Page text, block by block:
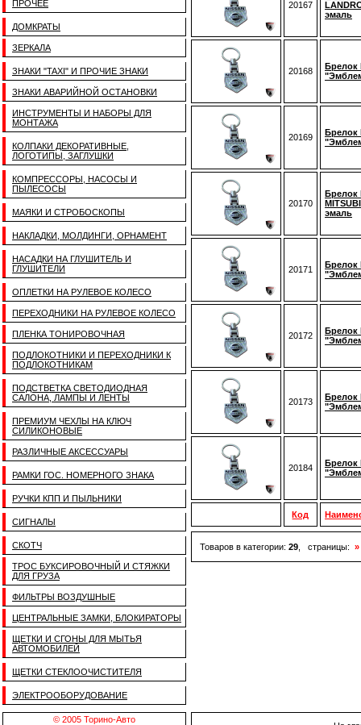
ПРОЧЕЕ
ДОМКРАТЫ
ЗЕРКАЛА
ЗНАКИ "TAXI" И ПРОЧИЕ ЗНАКИ
ЗНАКИ АВАРИЙНОЙ ОСТАНОВКИ
ИНСТРУМЕНТЫ И НАБОРЫ ДЛЯ
МОНТАЖА
КОЛПАКИ ДЕКОРАТИВНЫЕ,
ЛОГОТИПЫ, ЗАГЛУШКИ
КОМПРЕССОРЫ, НАСОСЫ И
ПЫЛЕСОСЫ
МАЯКИ И СТРОБОСКОПЫ
НАКЛАДКИ, МОЛДИНГИ, ОРНАМЕНТ
НАСАДКИ НА ГЛУШИТЕЛЬ И
ГЛУШИТЕЛИ
ОПЛЕТКИ НА РУЛЕВОЕ КОЛЕСО
ПЕРЕХОДНИКИ НА РУЛЕВОЕ КОЛЕСО
ПЛЕНКА ТОНИРОВОЧНАЯ
ПОДЛОКОТНИКИ И ПЕРЕХОДНИКИ К
ПОДЛОКОТНИКАМ
ПОДСТВЕТКА СВЕТОДИОДНАЯ
САЛОНА, ЛАМПЫ И ЛЕНТЫ
ПРЕМИУМ ЧЕХЛЫ НА КЛЮЧ
СИЛИКОНОВЫЕ
РАЗЛИЧНЫЕ АКСЕССУАРЫ
РАМКИ ГОС. НОМЕРНОГО ЗНАКА
РУЧКИ КПП И ПЫЛЬНИКИ
СИГНАЛЫ
СКОТЧ
ТРОС БУКСИРОВОЧНЫЙ И СТЯЖКИ
ДЛЯ ГРУЗА
ФИЛЬТРЫ ВОЗДУШНЫЕ
ЦЕНТРАЛЬНЫЕ ЗАМКИ, БЛОКИРАТОРЫ
ЩЕТКИ И СГОНЫ ДЛЯ МЫТЬЯ
АВТОМОБИЛЕЙ
ЩЕТКИ СТЕКЛООЧИСТИТЕЛЯ
ЭЛЕКТРООБОРУДОВАНИЕ
20167
эмаль
20168
Брелок
20169
Брелок
20170
Брелок
эмаль
20171
Брелок
20172
Брелок
20173
Брелок
20184
Брелок
Код
Товаров в категории: 29 , страницы: »
© 2005 Торино-Авто